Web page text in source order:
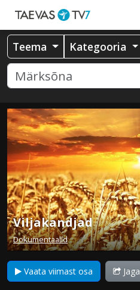
Teema Kategooria
Viljakandjad
Dokumentaalid
Vaata viimast osa Jaga